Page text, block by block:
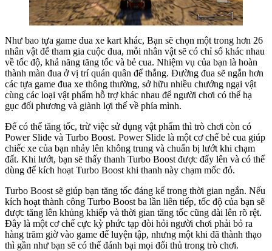
Như bao tựa game đua xe kart khác, Bạn sẽ chọn một trong hơn 26
nhân vật để tham gia cuộc đua, mỗi nhân vật sẽ có chỉ số khác nhau
về tốc độ, khả năng tăng tốc và bẻ cua. Nhiệm vụ của bạn là hoàn
thành màn đua ở vị trí quán quân để thắng. Đường đua sẽ ngắn hơn
các tựa game đua xe thông thường, sở hữu nhiều chướng ngại vật
cùng các loại vật phẩm hỗ trợ khác nhau để người chơi có thể hạ
gục đối phương và giành lợi thế về phía mình.
Để có thể tăng tốc, trừ việc sử dụng vật phẩm thì trò chơi còn có
Power Slide và Turbo Boost. Power Slide là một cơ chế bẻ cua giúp
chiếc xe của bạn nhảy lên không trung và chuẩn bị lướt khi chạm
đất. Khi lướt, bạn sẽ thấy thanh Turbo Boost được đẩy lên và có thể
dùng để kích hoạt Turbo Boost khi thanh này chạm mốc đỏ.
Turbo Boost sẽ giúp bạn tăng tốc đáng kể trong thời gian ngắn. Nếu
kích hoạt thành công Turbo Boost ba lần liên tiếp, tốc độ của bạn sẽ
được tăng lên khủng khiếp và thời gian tăng tốc cũng dài lên rõ rệt.
Đây là một cơ chế cực kỳ phức tạp đòi hỏi người chơi phải bỏ ra
hàng trăm giờ vào game để luyện tập, nhưng một khi đã thành thạo
thì gần như bạn sẽ có thể đánh bại mọi đối thủ trong trò chơi.